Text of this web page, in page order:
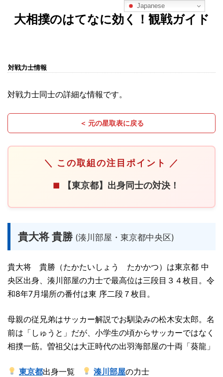
大相撲のはてなに効く！観戦ガイド
対戦力士情報
対戦力士同士の詳細な情報です。
＜ 元の星取表に戻る
＼ この取組の注目ポイント ／
■ 【東京都】出身同士の対決！
貴大将 貴勝 (湊川部屋・東京都中央区)
貴大将 貴勝（たかたいしょう たかかつ）は東京都 中
央区出身、湊川部屋の力士で最高位は三段目３４枚目。令
和8年7月場所の番付は東 序二段７枚目。
母親の従兄弟はサッカー解説でお馴染みの松木安太郎。名
前は「しゅうと」だが、小学生の頃からサッカーではなく
相撲一筋。曽祖父は大正時代の出羽海部屋の十両「葵龍」
東京都出身一覧 湊川部屋の力士
Japanese